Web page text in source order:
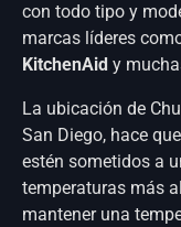
con todo tipo y
marcas líderes
KitchenAid y
La ubicación de
San Diego, hace
estén sometidos a
temperaturas más
mantener una